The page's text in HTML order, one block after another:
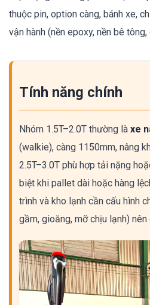
thuộc pin, option càng, bánh xe,
vận hành (nền epoxy, nền bê
Tính năng chính
Nhóm 1.5T–2.0T thường là xe
(walkie), càng 1150mm, nâng
2.5T–3.0T phù hợp tải nặng
biệt khi pallet dài hoặc hàng
trình và kho lạnh cần cấu hình
gầm, gioăng, mỡ chịu lạnh)